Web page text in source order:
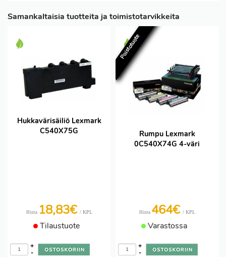
Samankaltaisia tuotteita ja toimistotarvikkeita
Hukkavärisäiliö Lexmark
C540X75G
Hinta 18,83€ / KPL
Tilaustuote
-
+
Poistotuote
Rumpu Lexmark
0C540X74G 4-väri
Hinta 464€ / KPL
Varastossa
-
+